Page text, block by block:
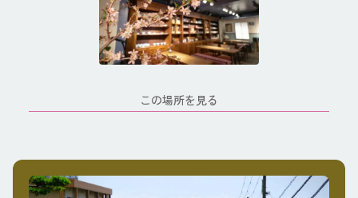
この場所を見る